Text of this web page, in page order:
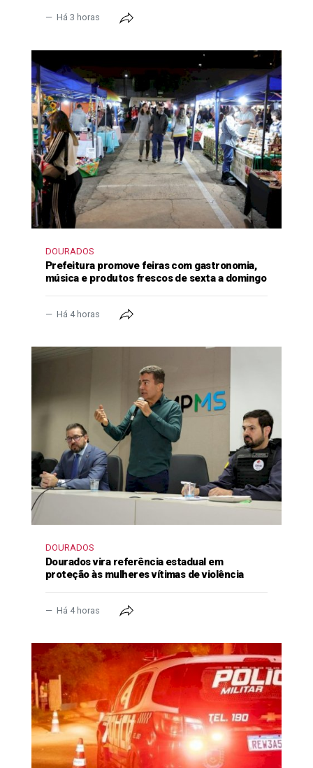
Há 3 horas
DOURADOS
Prefeitura promove feiras com gastronomia,
música e produtos frescos de sexta a domingo
Há 4 horas
DOURADOS
Dourados vira referência estadual em
proteção às mulheres vítimas de violência
Há 4 horas